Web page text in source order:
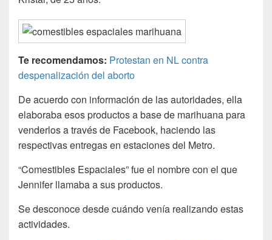
Te recomendamos: Protestan en NL contra
despenalización del aborto
De acuerdo con información de las autoridades, ella
elaboraba esos productos a base de marihuana para
venderlos a través de Facebook, haciendo las
respectivas entregas en estaciones del Metro.
“Comestibles Espaciales” fue el nombre con el que
Jennifer llamaba a sus productos.
Se desconoce desde cuándo venía realizando estas
actividades.